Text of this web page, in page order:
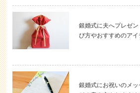
銀婚式に夫へプレゼ
び方やおすすめのア
銀婚式にお祝いのメ